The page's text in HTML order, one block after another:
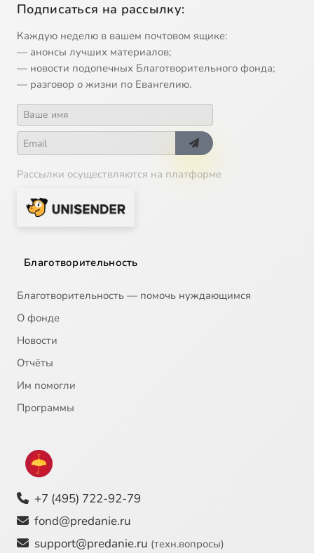
Подписаться на рассылку:
Каждую неделю в вашем почтовом ящике:
— анонсы лучших материалов;
— новости подопечных Благотворительного фонда;
— разговор о жизни по Евангелию.
Рассылки осуществляются на платформе
Благотворительность
Благотворительность — помочь нуждающимся
О фонде
Новости
Отчёты
Им помогли
Программы
+7 (495) 722-92-79
fond@predanie.ru
support@predanie.ru (техн.вопросы)